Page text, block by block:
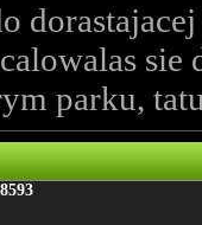
sie
parku,